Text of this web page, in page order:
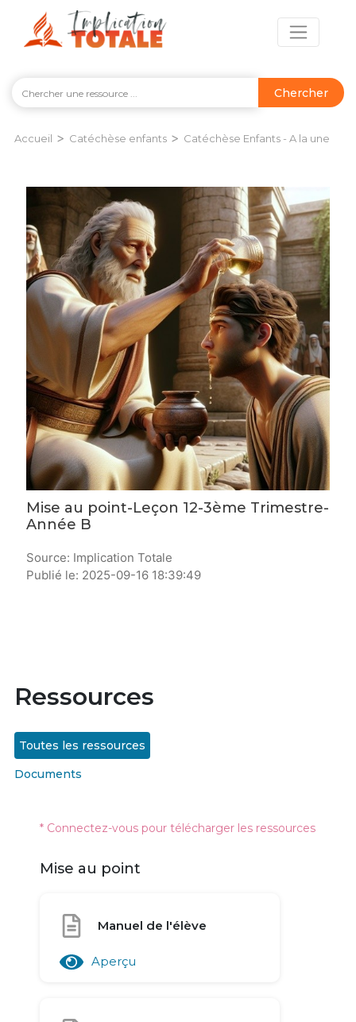
Chercher
Accueil > Catéchèse enfants > Catéchèse Enfants - A la une
Mise au point-Leçon 12-3ème Trimestre-
Année B
Source: Implication Totale
Publié le: 2025-09-16 18:39:49
Ressources
Toutes les ressources
Documents
* Connectez-vous pour télécharger les ressources
Mise au point
Manuel de l'élève
Aperçu